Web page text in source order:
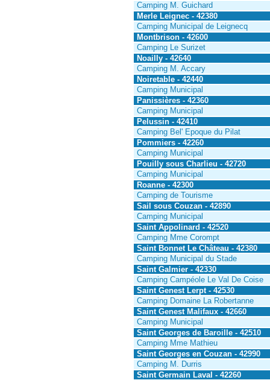
Camping M. Guichard
Merle Leignec - 42380
Camping Municipal de Leignecq
Montbrison - 42600
Camping Le Surizet
Noailly - 42640
Camping M. Accary
Noiretable - 42440
Camping Municipal
Panissières - 42360
Camping Municipal
Pelussin - 42410
Camping Bel' Epoque du Pilat
Pommiers - 42260
Camping Municipal
Pouilly sous Charlieu - 42720
Camping Municipal
Roanne - 42300
Camping de Tourisme
Sail sous Couzan - 42890
Camping Municipal
Saint Appolinard - 42520
Camping Mme Corompt
Saint Bonnet Le Château - 42380
Camping Municipal du Stade
Saint Galmier - 42330
Camping Campéole Le Val De Coise
Saint Genest Lerpt - 42530
Camping Domaine La Robertanne
Saint Genest Malifaux - 42660
Camping Municipal
Saint Georges de Baroille - 42510
Camping Mme Mathieu
Saint Georges en Couzan - 42990
Camping M. Durris
Saint Germain Laval - 42260